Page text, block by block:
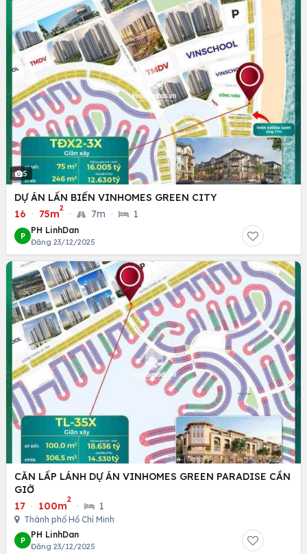
5
DỰ ÁN LẤN BIỂN VINHOMES GREEN CITY
16 · 75m
2
· 7m · 1
P
PH LinhDan
Đăng 23/12/2025
CĂN LẤP LÁNH DỰ ÁN VINHOMES GREEN PARADISE CẦN
GIỜ
17 · 100m
2
· 1
Thành phố Hồ Chí Minh
P
PH LinhDan
Đăng 23/12/2025